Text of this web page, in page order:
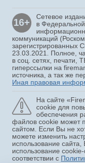
16+
Сетевое
в
коммуникаций
23.03.2021. Полное,
в соц. сетях, печати,
гиперссылки на
источника, а так же
Иная правовая
На сайте
cookie для
обеспечения
файлов cookie может
сайтом. Если Вы не
можете изменить
использование
использование
соответствии с